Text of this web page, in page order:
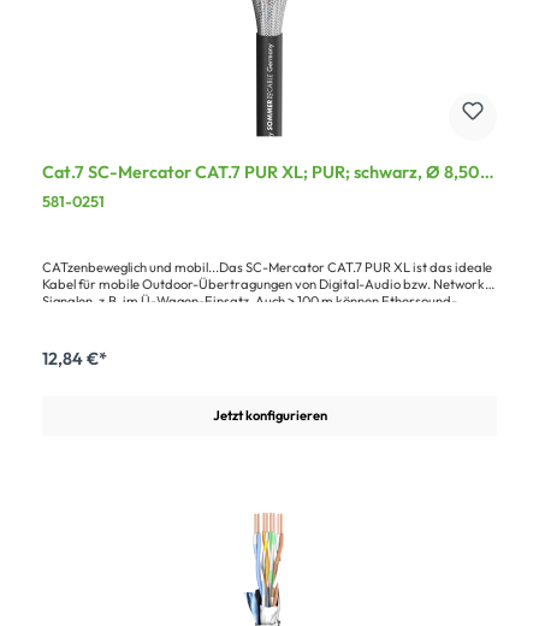
Cat.7 SC-Mercator CAT.7 PUR XL; PUR; schwarz, Ø 8,50
mm
581-0251
CATzenbeweglich und mobil...Das SC-Mercator CAT.7 PUR XL ist das ideale
Kabel für mobile Outdoor-Übertragungen von Digital-Audio bzw. Network-
Signalen, z.B. im Ü-Wagen-Einsatz. Auch > 100 m können Ethersound-
und gut trommelbar. Die Adern sind Foam-Skin PE isoliert und paarweise
AL-PT Folien-geschirmt (PimF). Der Gesamtschirm besteht aus Cu-Geflecht
(AWG23) ist ideal für extrem lange Übertragungswege bis zu 125 m für
12,84 €*
Jetzt konfigurieren